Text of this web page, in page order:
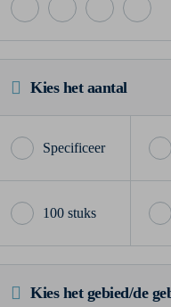
Kies het aantal
100 stuks
Kies het gebied/de